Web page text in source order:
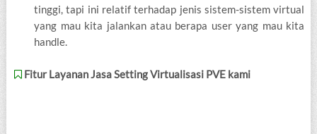
tinggi, tapi ini relatif terhadap jenis sistem-sistem virtual
yang mau kita jalankan atau berapa user yang mau kita
handle.
Fitur Layanan Jasa Setting Virtualisasi PVE kami